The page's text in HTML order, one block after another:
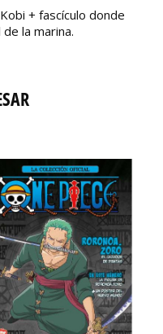
+ fascículo donde
la marina.